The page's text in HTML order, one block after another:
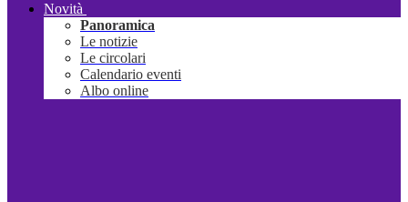
Novità
Panoramica
Le notizie
Le circolari
Calendario eventi
Albo online